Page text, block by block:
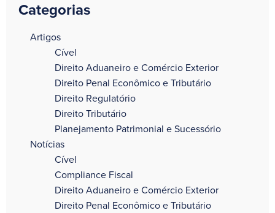
Categorias
Artigos
Cível
Direito Aduaneiro e Comércio Exterior
Direito Penal Econômico e Tributário
Direito Regulatório
Direito Tributário
Planejamento Patrimonial e Sucessório
Notícias
Cível
Compliance Fiscal
Direito Aduaneiro e Comércio Exterior
Direito Penal Econômico e Tributário